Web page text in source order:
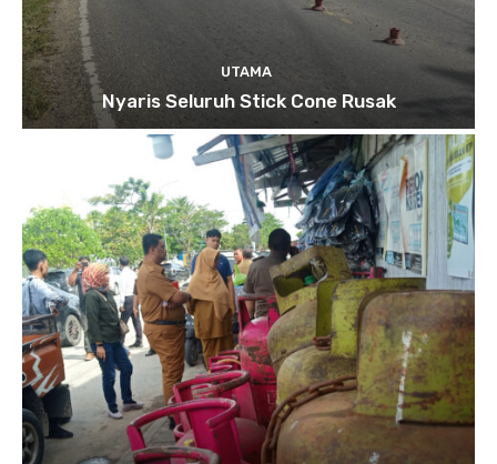
UTAMA
Nyaris Seluruh Stick Cone Rusak